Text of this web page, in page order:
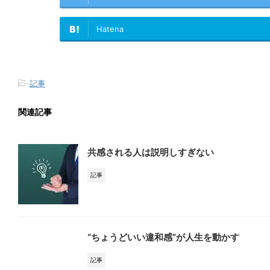
Hatena
-記事
関連記事
共感される人は説明しすぎない
記事
“ちょうどいい違和感”が人生を動かす
記事